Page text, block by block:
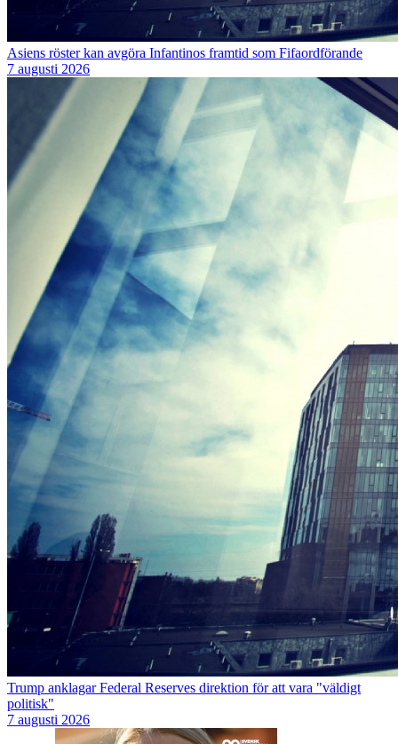
Asiens röster kan avgöra Infantinos framtid som Fifaordförande
7 augusti 2026
Trump anklagar Federal Reserves direktion för att vara "väldigt
politisk"
7 augusti 2026